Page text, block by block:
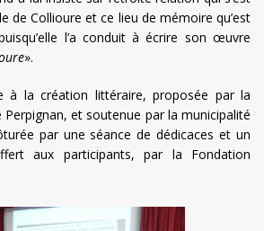
de Collioure et ce lieu de mémoire qu’est
l’a conduit à écrire son œuvre
».
à la création littéraire, proposée par la
Perpignan, et soutenue par la municipalité
par une séance de dédicaces et un
aux participants, par la Fondation